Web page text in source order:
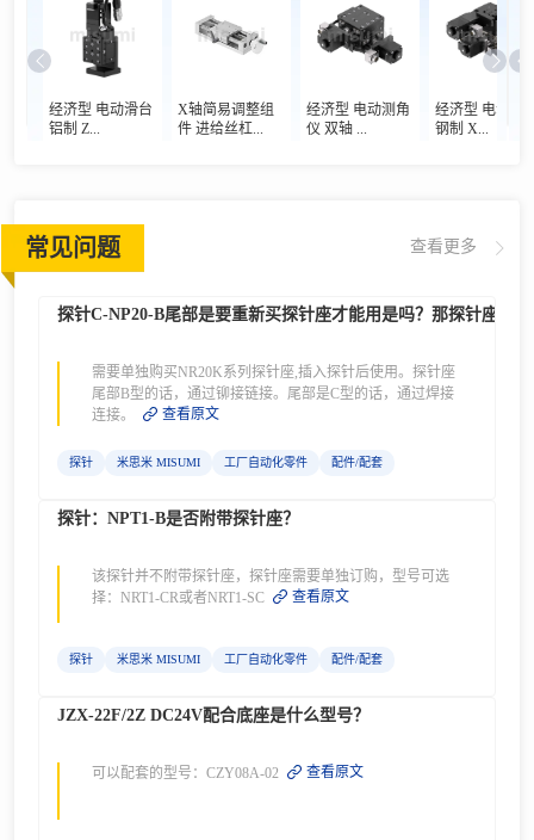
经济型 电动滑台
铝制 Z...
X轴简易调整组
件 进给丝杠...
经济型 电动测角
仪 双轴 ...
经济型 电动滑
钢制 X...
常见问题 查看更多
探针C-NP20-B尾部是要重新买探针座才能用是吗？那探针座与
需要单独购买NR20K系列探针座,插入探针后使用。探针座
尾部B型的话，通过铆接链接。尾部是C型的话，通过焊接
连接。
查看原文
探针 米思米 MISUMI 工厂自动化零件 配件/配套
探针：NPT1-B是否附带探针座？
该探针并不附带探针座，探针座需要单独订购，型号可选
择：NRT1-CR或者NRT1-SC
查看原文
探针 米思米 MISUMI 工厂自动化零件 配件/配套
JZX-22F/2Z DC24V配合底座是什么型号？
可以配套的型号：CZY08A-02 查看原文